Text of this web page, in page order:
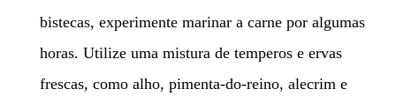
bistecas, experimente marinar a carne por algumas
horas. Utilize uma mistura de temperos e ervas
frescas, como alho, pimenta-do-reino, alecrim e